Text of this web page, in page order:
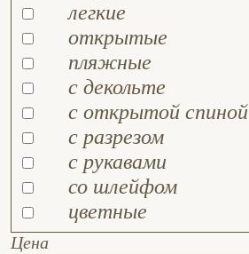
легкие
открытые
пляжные
с декольте
с открытой спиной
с разрезом
с рукавами
со шлейфом
цветные
Цена